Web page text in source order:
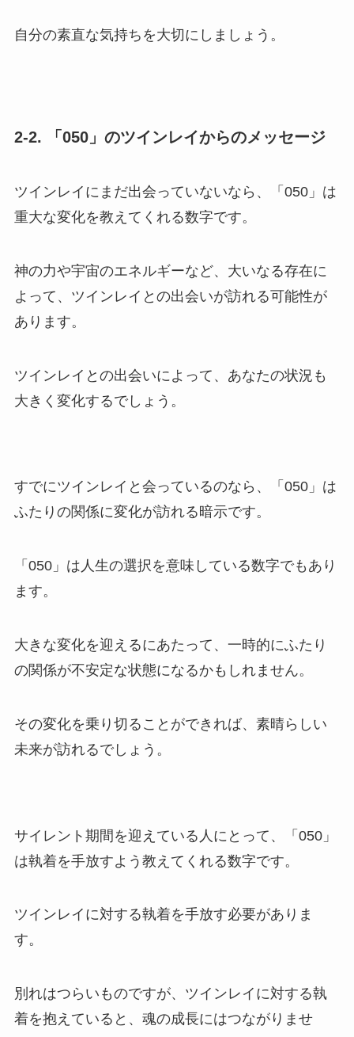
自分の素直な気持ちを大切にしましょう。
2-2. 「050」のツインレイからのメッセージ
ツインレイにまだ出会っていないなら、「050」は
重大な変化を教えてくれる数字です。
神の力や宇宙のエネルギーなど、大いなる存在に
よって、ツインレイとの出会いが訪れる可能性が
あります。
ツインレイとの出会いによって、あなたの状況も
大きく変化するでしょう。
すでにツインレイと会っているのなら、「050」は
ふたりの関係に変化が訪れる暗示です。
「050」は人生の選択を意味している数字でもあり
ます。
大きな変化を迎えるにあたって、一時的にふたり
の関係が不安定な状態になるかもしれません。
その変化を乗り切ることができれば、素晴らしい
未来が訪れるでしょう。
サイレント期間を迎えている人にとって、「050」
は執着を手放すよう教えてくれる数字です。
ツインレイに対する執着を手放す必要がありま
す。
別れはつらいものですが、ツインレイに対する執
着を抱えていると、魂の成長にはつながりませ